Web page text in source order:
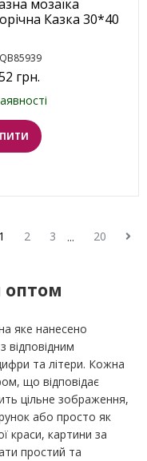
мозаїка
Казка 30*40
грн.
1 2 3 ... 20
яке нанесено
відповідним
та літери. Кожна
що відповідає
цільне зображення,
або просто як
краси, картини за
простий та